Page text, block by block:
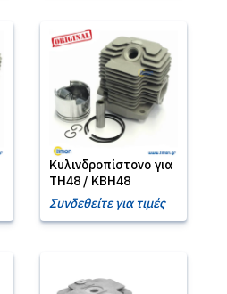
Κυλινδροπίστονο για
TH48 / KBH48
Συνδεθείτε για τιμές